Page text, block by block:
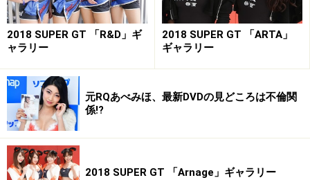
2018 SUPER GT 「R&D」ギ
ャラリー
2018 SUPER GT 「ARTA」
ギャラリー
元RQあべみほ、最新DVDの見どころは不倫関
係!?
2018 SUPER GT 「Arnage」ギャラリー